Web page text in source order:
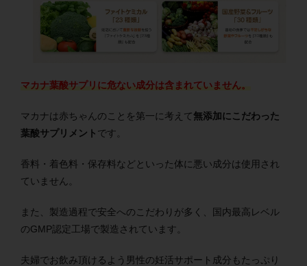
マカナ葉酸サプリに危ない成分は含まれていません。
マカナは赤ちゃんのことを第一に考えて無添加にこだわった
葉酸サプリメント です。
香料・着色料・保存料などといった体に悪い成分は使用され
ていません。
また、製造過程で安全へのこだわりが多く、国内最高レベル
のGMP認定工場で製造されています。
夫婦でお飲み頂けるよう男性の妊活サポート成分もたっぷり